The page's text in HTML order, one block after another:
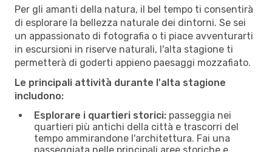
Per gli amanti della natura, il bel tempo ti consentirà
di esplorare la bellezza naturale dei dintorni. Se sei
un appassionato di fotografia o ti piace avventurarti
in escursioni in riserve naturali, l'alta stagione ti
permetterà di goderti appieno paesaggi mozzafiato.
Le principali attività durante l'alta stagione
includono:
Esplorare i quartieri storici: passeggia nei
quartieri più antichi della città e trascorri del
tempo ammirandone l'architettura. Fai una